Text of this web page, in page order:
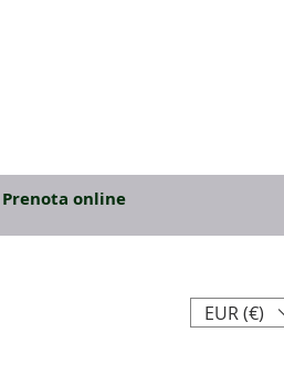
Prenota online
EUR (€)